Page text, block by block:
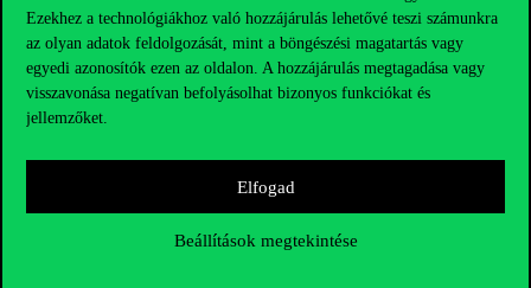
Ezekhez a technológiákhoz való hozzájárulás lehetővé teszi számunkra
az olyan adatok feldolgozását, mint a böngészési magatartás vagy
egyedi azonosítók ezen az oldalon. A hozzájárulás megtagadása vagy
visszavonása negatívan befolyásolhat bizonyos funkciókat és
jellemzőket.
Elfogad
Beállítások megtekintése
Sajtó:press@uni-corvinus.hu
Hasznos linkek